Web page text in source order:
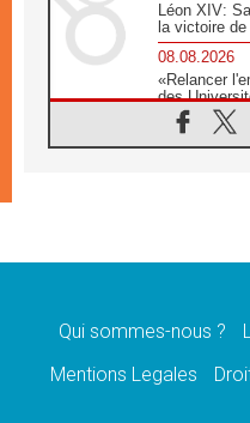
Léon XIV:
la victoire
08.08.2026
«Relancer
des
08.08.2026
Signis 2026,
07.08.2026
07.08.2026
de
Qui sommes-nous ?
Mentions Legales